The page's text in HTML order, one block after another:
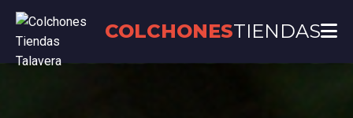
COLCHONESTIENDAS